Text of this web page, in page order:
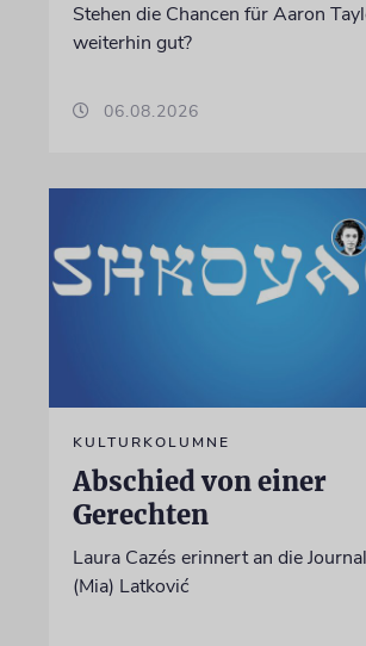
Stehen die Chancen für Aaron
weiterhin gut?
06.08.2026
KULTURKOLUMNE
Abschied von einer
Gerechten
Laura Cazés erinnert an die
(Mia) Latković